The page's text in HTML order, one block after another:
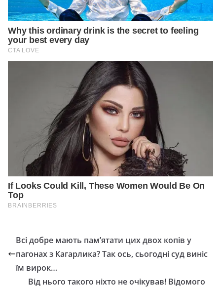
Всі добре мають пам’ятати цих двох копів у
пагонах з Кагарлика? Так ось, сьогодні суд виніс
їм вирок…
Від нього такого ніхто не очікував! Відомого